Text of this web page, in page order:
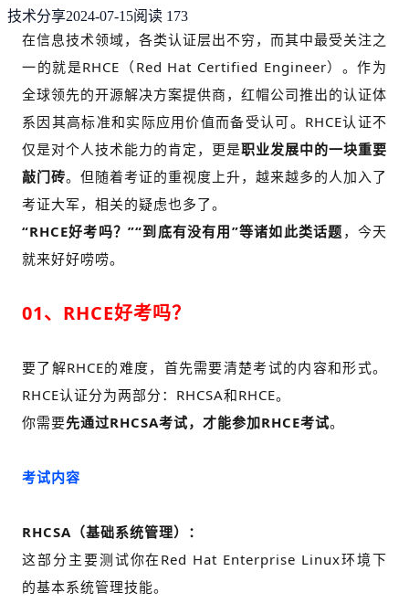
技术分享2024-07-15阅读 173
在信息技术领域，各类认证层出不穷，而其中最受关注之
一的就是RHCE（Red Hat Certified Engineer）。作为
全球领先的开源解决方案提供商，红帽公司推出的认证体
系因其高标准和实际应用价值而备受认可。 RHCE认证不
仅是对个人技术能力的肯定，更是职业发展中的一块重要
敲门砖。 但随着考证的重视度上升，越来越多的人加入了
考证大军，相关的疑虑也多了。
“RHCE好考吗？”“到底有没有用”等诸如此类话题 ，今天
就来好好唠唠。
01、RHCE好考吗？
要了解RHCE的难度，首先需要清楚考试的内容和形式。
RHCE认证分为两部分：RHCSA和RHCE。
你需要先通过RHCSA考试，才能参加RHCE考试。
考试内容
RHCSA（基础系统管理）：
这部分主要测试你在Red Hat Enterprise Linux环境下
的基本系统管理技能。